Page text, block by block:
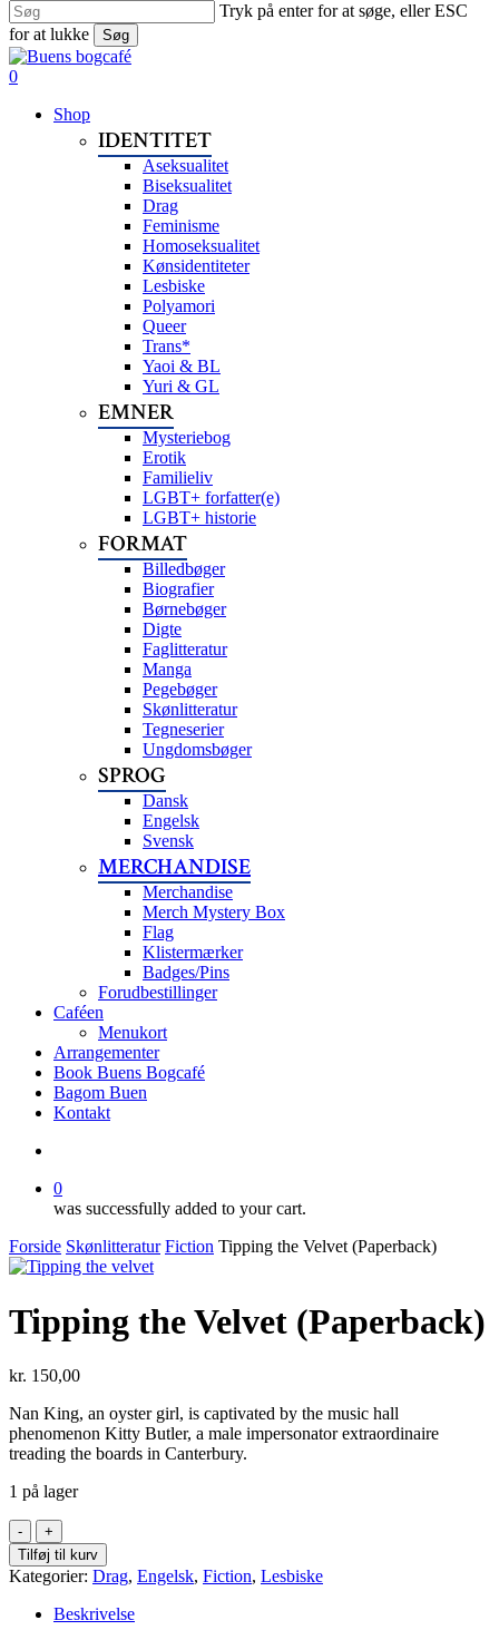
Tryk på enter for at søge, eller ESC
for at lukke
Søg
Close
Search
search
0
Shop
IDENTITET
Aseksualitet
Biseksualitet
Drag
Feminisme
Homoseksualitet
Kønsidentiteter
Lesbiske
Polyamori
Queer
Trans*
Yaoi & BL
Yuri & GL
EMNER
Mysteriebog
Erotik
Familieliv
LGBT+ forfatter(e)
LGBT+ historie
FORMAT
Billedbøger
Biografier
Børnebøger
Digte
Faglitteratur
Manga
Pegebøger
Skønlitteratur
Tegneserier
Ungdomsbøger
SPROG
Dansk
Engelsk
Svensk
MERCHANDISE
Merchandise
Merch Mystery Box
Flag
Klistermærker
Badges/Pins
Forudbestillinger
Caféen
Menukort
Arrangementer
Book Buens Bogcafé
Bagom Buen
Kontakt
0
was successfully added to your cart.
Forside Skønlitteratur Fiction Tipping the Velvet (Paperback)
Tipping the Velvet (Paperback)
kr. 150,00
Nan King, an oyster girl, is captivated by the music hall
phenomenon Kitty Butler, a male impersonator extraordinaire
treading the boards in Canterbury.
1 på lager
Tipping
the
Velvet
(Paperback)
antal
Tilføj til kurv
Kategorier: Drag, Engelsk, Fiction, Lesbiske
Beskrivelse